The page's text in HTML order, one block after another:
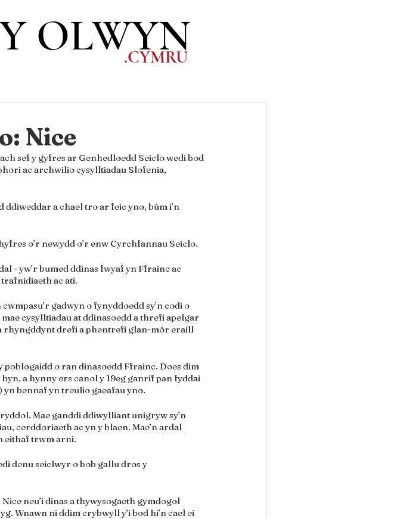
OLWYN
.CYMRU
Nice
sef y gyfres ar Genhedloedd Seiclo wedi bod
ac archwilio cysylltiadau Slofenia,
ddiweddar a chael tro ar feic yno, bûm i’n
o’r newydd o’r enw Cyrchfannau Seiclo.
- yw’r bumed ddinas fwyaf yn Ffrainc ac
ac ati.
gadwyn o fynyddoedd sy’n codi o
cysylltiadau at ddinasoedd a threfi apelgar
rhyngddynt drefi a phentrefi glan-môr eraill
o ran dinasoedd Ffrainc. Does dim
a hynny ers canol y 19eg ganrif pan fyddai
yn bennaf yn treulio gaeafau yno.
Mae ganddi ddiwylliant unigryw sy’n
cerddoriaeth ac yn y blaen. Mae’n ardal
eithaf trwm arni.
denu seiclwyr o bob gallu dros y
neu’i dinas a thywysogaeth gymdogol
Wnawn ni ddim crybwyll y’i bod hi’n cael ei